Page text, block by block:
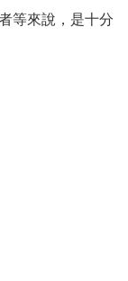
等來說，是十分